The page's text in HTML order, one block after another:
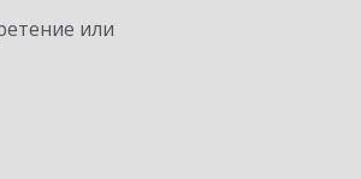
или